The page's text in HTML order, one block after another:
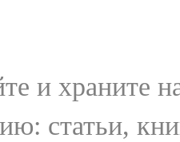
и храните
статьи,